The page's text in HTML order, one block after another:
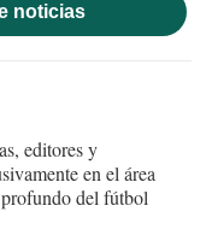
noticias
editores y
en el área
del fútbol